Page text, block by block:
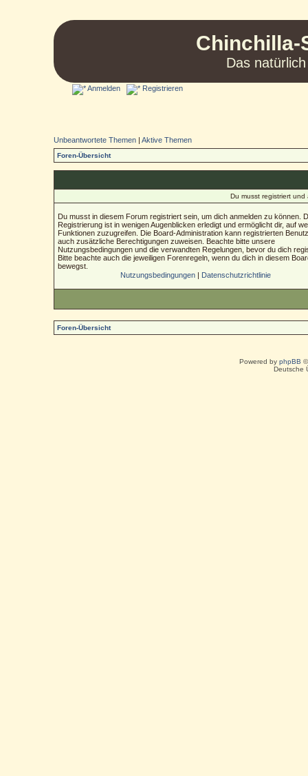
Chinchilla-
Das
Anmelden Registrieren
Unbeantwortete Themen |Aktive Themen
Foren-Übersicht
Du musst registriert
Du musst in diesem Forum registriert sein, um dich anmelden zu können.
Registrierung ist in wenigen Augenblicken erledigt und ermöglicht dir, auf
Funktionen zuzugreifen. Die Board-Administration kann registrierten
auch zusätzliche Berechtigungen zuweisen. Beachte bitte unsere
Nutzungsbedingungen und die verwandten Regelungen, bevor du dich
Bitte beachte auch die jeweiligen Forenregeln, wenn du dich in diesem
bewegst.
Nutzungsbedingungen| Datenschutzrichtlinie
Foren-Übersicht
Powered by phpBB
Deutsche